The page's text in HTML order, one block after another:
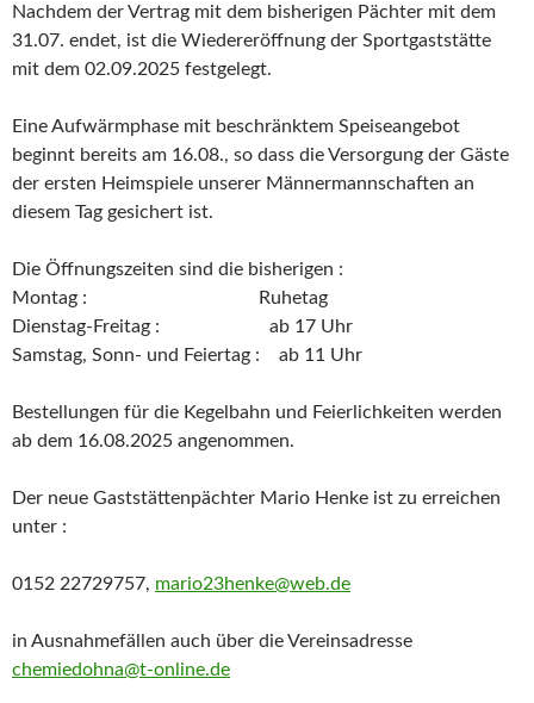
Nachdem der Vertrag mit dem bisherigen Pächter mit dem
31.07. endet, ist die Wiedereröffnung der Sportgaststätte
mit dem 02.09.2025 festgelegt.
Eine Aufwärmphase mit beschränktem Speiseangebot
beginnt bereits am 16.08., so dass die Versorgung der Gäste
der ersten Heimspiele unserer Männermannschaften an
diesem Tag gesichert ist.
Die Öffnungszeiten sind die bisherigen :
Montag : Ruhetag
Dienstag-Freitag : ab 17 Uhr
Samstag, Sonn- und Feiertag : ab 11 Uhr
Bestellungen für die Kegelbahn und Feierlichkeiten werden
ab dem 16.08.2025 angenommen.
Der neue Gaststättenpächter Mario Henke ist zu erreichen
unter :
0152 22729757, mario23henke@web.de
in Ausnahmefällen auch über die Vereinsadresse
chemiedohna@t-online.de